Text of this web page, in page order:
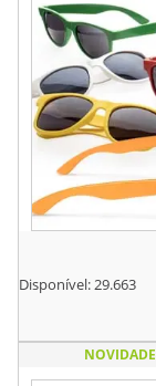
Disponível:29.663
NOVIDADE